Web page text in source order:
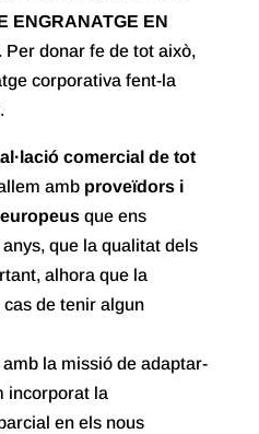
ENGRANATGE EN
Per donar fe de tot això,
corporativa fent-la
comercial de tot
amb proveïdors i
que ens
que la qualitat dels
alhora que la
de tenir algun
la missió de adaptar-
incorporat la
en els nous